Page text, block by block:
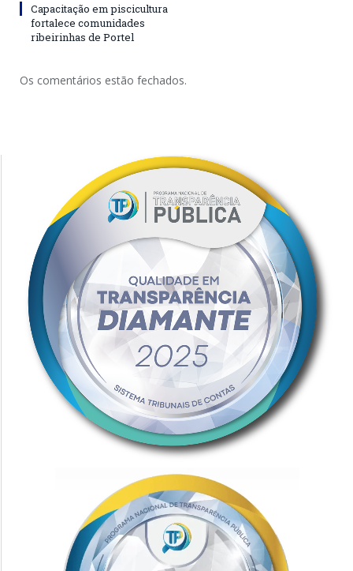
Capacitação em piscicultura
fortalece comunidades
ribeirinhas de Portel
Os comentários estão fechados.